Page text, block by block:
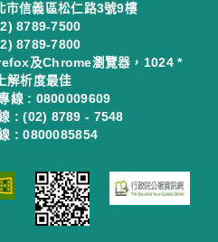
信義區松仁路3號9樓
8789-7500
8789-7800
及Chrome瀏覽器，1024 *
解析度最佳
線 : 0800009609
: (02) 8789 - 7548
: 0800085854